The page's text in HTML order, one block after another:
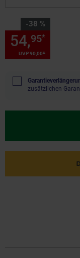
-38 %
Sie Sparen 38 Prozent,
UVP90,00*
54,95*
zusätzlichen